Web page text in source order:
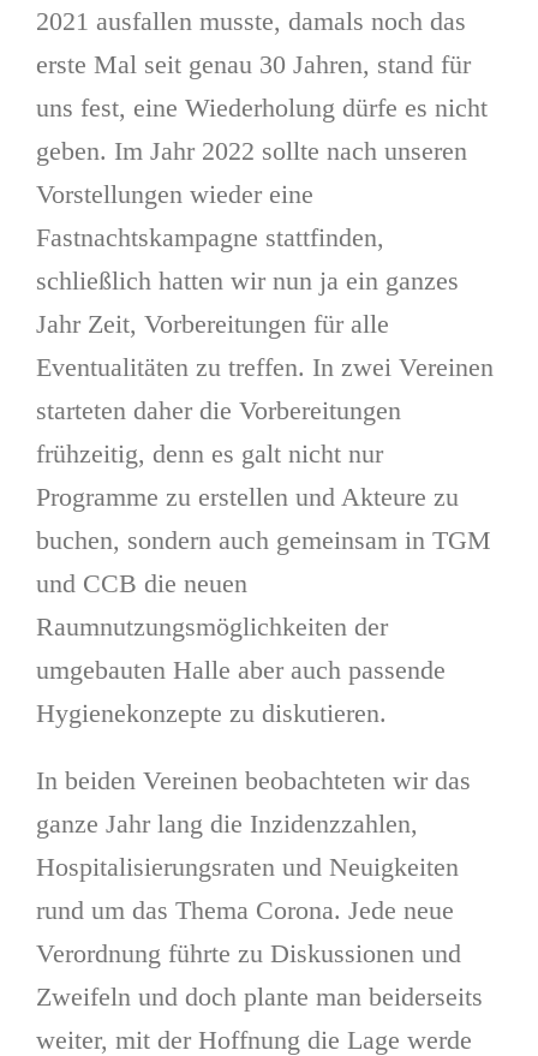
2021 ausfallen musste, damals noch das
erste Mal seit genau 30 Jahren, stand für
uns fest, eine Wiederholung dürfe es nicht
geben. Im Jahr 2022 sollte nach unseren
Vorstellungen wieder eine
Fastnachtskampagne stattfinden,
schließlich hatten wir nun ja ein ganzes
Jahr Zeit, Vorbereitungen für alle
Eventualitäten zu treffen. In zwei Vereinen
starteten daher die Vorbereitungen
frühzeitig, denn es galt nicht nur
Programme zu erstellen und Akteure zu
buchen, sondern auch gemeinsam in TGM
und CCB die neuen
Raumnutzungsmöglichkeiten der
umgebauten Halle aber auch passende
Hygienekonzepte zu diskutieren.
In beiden Vereinen beobachteten wir das
ganze Jahr lang die Inzidenzzahlen,
Hospitalisierungsraten und Neuigkeiten
rund um das Thema Corona. Jede neue
Verordnung führte zu Diskussionen und
Zweifeln und doch plante man beiderseits
weiter, mit der Hoffnung die Lage werde